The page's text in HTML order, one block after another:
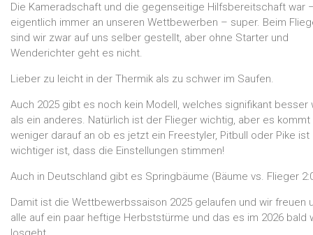
Die Kameradschaft und die gegenseitige Hilfsbereitschaft war
eigentlich immer an unseren Wettbewerben – super. Beim
sind wir zwar auf uns selber gestellt, aber ohne Starter und
Wenderichter geht es nicht.
Lieber zu leicht in der Thermik als zu schwer im Saufen.
Auch 2025 gibt es noch kein Modell, welches signifikant besser
als ein anderes. Natürlich ist der Flieger wichtig, aber es kommt
weniger darauf an ob es jetzt ein Freestyler, Pitbull oder Pike ist
wichtiger ist, dass die Einstellungen stimmen!
Auch in Deutschland gibt es Springbäume (Bäume vs. Flieger
Damit ist die Wettbewerbssaison 2025 gelaufen und wir freuen
alle auf ein paar heftige Herbststürme und das es im 2026 bald